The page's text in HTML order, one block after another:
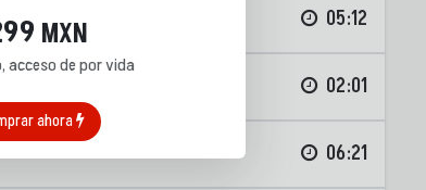
05:12
02:01
06:21
MXN
acceso de por vida
ahora